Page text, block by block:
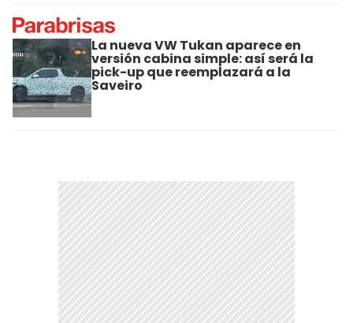
La nueva VW Tukan aparece en
versión cabina simple: así será la
pick-up que reemplazará a la
Saveiro